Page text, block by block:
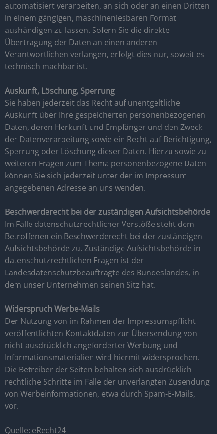
automatisiert verarbeiten, an sich oder an einen Dritten
in einem gängigen, maschinenlesbaren Format
aushändigen zu lassen. Sofern Sie die direkte
Übertragung der Daten an einen anderen
Verantwortlichen verlangen, erfolgt dies nur, soweit es
technisch machbar ist.
Auskunft, Löschung, Sperrung
Sie haben jederzeit das Recht auf unentgeltliche
Auskunft über Ihre gespeicherten personenbezogenen
Daten, deren Herkunft und Empfänger und den Zweck
der Datenverarbeitung sowie ein Recht auf Berichtigung,
Sperrung oder Löschung dieser Daten. Hierzu sowie zu
weiteren Fragen zum Thema personenbezogene Daten
können Sie sich jederzeit unter der im Impressum
angegebenen Adresse an uns wenden.
Beschwerderecht bei der zuständigen Aufsichtsbehörde
Im Falle datenschutzrechtlicher Verstöße steht dem
Betroffenen ein Beschwerderecht bei der zuständigen
Aufsichtsbehörde zu. Zuständige Aufsichtsbehörde in
datenschutzrechtlichen Fragen ist der
Landesdatenschutzbeauftragte des Bundeslandes, in
dem unser Unternehmen seinen Sitz hat.
Widerspruch Werbe-Mails
Der Nutzung von im Rahmen der Impressumspflicht
veröffentlichten Kontaktdaten zur Übersendung von
nicht ausdrücklich angeforderter Werbung und
Informationsmaterialien wird hiermit widersprochen.
Die Betreiber der Seiten behalten sich ausdrücklich
rechtliche Schritte im Falle der unverlangten Zusendung
von Werbeinformationen, etwa durch Spam-E-Mails,
vor.
Quelle: eRecht24